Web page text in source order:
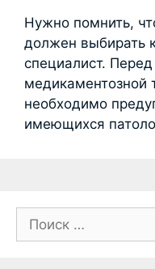
Нужно помнить,
должен выбирать
специалист.
медикаментозной
необходимо
имеющихся
о